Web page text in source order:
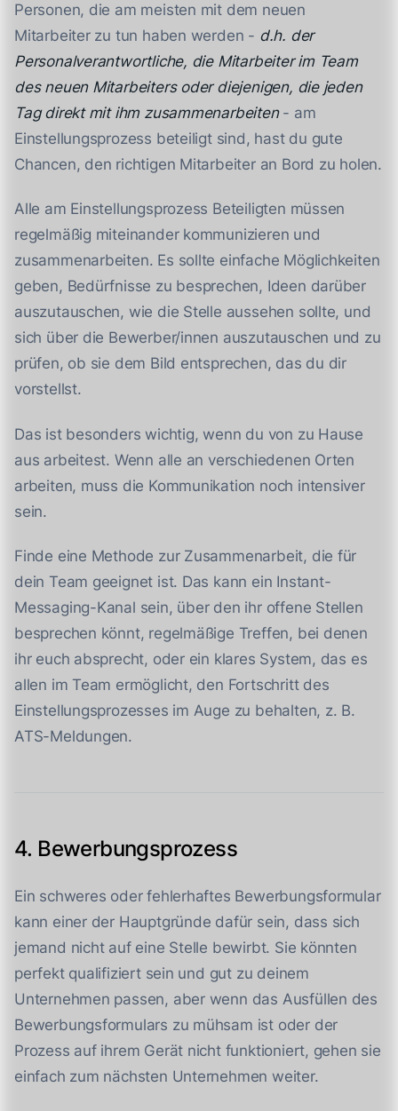
Personen, die am meisten mit dem neuen
Mitarbeiter zu tun haben werden - d.h. der
Personalverantwortliche, die Mitarbeiter im Team
des neuen Mitarbeiters oder diejenigen, die jeden
Tag direkt mit ihm zusammenarbeiten- am
Einstellungsprozess beteiligt sind, hast du gute
Chancen, den richtigen Mitarbeiter an Bord zu holen.
Alle am Einstellungsprozess Beteiligten müssen
regelmäßig miteinander kommunizieren und
zusammenarbeiten. Es sollte einfache Möglichkeiten
geben, Bedürfnisse zu besprechen, Ideen darüber
auszutauschen, wie die Stelle aussehen sollte, und
sich über die Bewerber/innen auszutauschen und zu
prüfen, ob sie dem Bild entsprechen, das du dir
vorstellst.
Das ist besonders wichtig, wenn du von zu Hause
aus arbeitest. Wenn alle an verschiedenen Orten
arbeiten, muss die Kommunikation noch intensiver
sein.
Finde eine Methode zur Zusammenarbeit, die für
dein Team geeignet ist. Das kann ein Instant-
Messaging-Kanal sein, über den ihr offene Stellen
besprechen könnt, regelmäßige Treffen, bei denen
ihr euch absprecht, oder ein klares System, das es
allen im Team ermöglicht, den Fortschritt des
Einstellungsprozesses im Auge zu behalten, z. B.
ATS-Meldungen.
4. Bewerbungsprozess
Ein schweres oder fehlerhaftes Bewerbungsformular
kann einer der Hauptgründe dafür sein, dass sich
jemand nicht auf eine Stelle bewirbt. Sie könnten
perfekt qualifiziert sein und gut zu deinem
Unternehmen passen, aber wenn das Ausfüllen des
Bewerbungsformulars zu mühsam ist oder der
Prozess auf ihrem Gerät nicht funktioniert, gehen sie
einfach zum nächsten Unternehmen weiter.